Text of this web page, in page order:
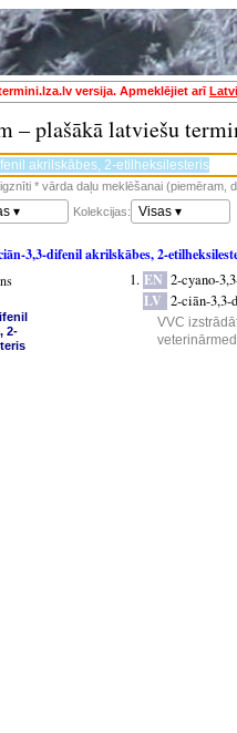
versija. Apmeklējiet arī
– plašākā latviešu
* vārda daļu meklēšanai (piemēram,
▾ Kolekcijas: Visas ▾
3,3-difenil akrilskābes, 2-
2-
EN 2-cyano-
LV 2-ciān-
VVC